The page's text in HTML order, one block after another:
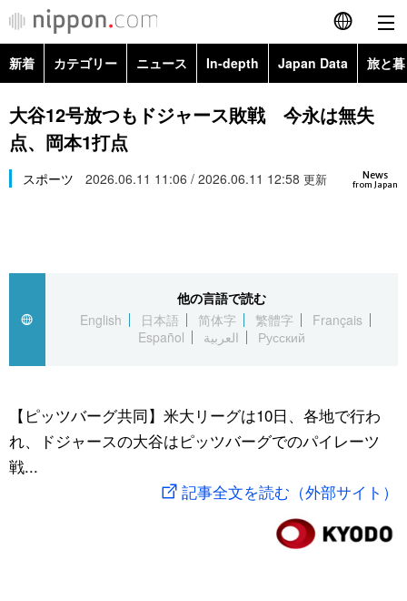
English
简体字
Русский
カテゴリー
経済・ビジネス
国際
文化
トップ
アーカイブ
In-depth
Japan Data
動画/Live
新着 カテゴリー ニュース In-depth Japan Data 旅と
政治・外交
経済・ビジネス
スポーツ・東京2020
Topics
大谷12号放つもドジャース敗戦 今永は無失
点、岡本1打点
News
from Japan
スポーツ 2026.06.11 11:06 / 2026.06.11 12:58 更新
他の言語で読む
English
日本語 简体字 繁體字
Français
Español
العربية Русский
【ピッツバーグ共同】米大リーグは10日、各地で行わ
れ、ドジャースの大谷はピッツバーグでのパイレーツ
戦...
記事全文を読む（外部サイト）